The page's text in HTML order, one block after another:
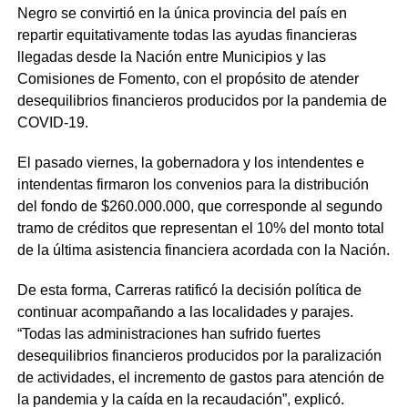
Negro se convirtió en la única provincia del país en
repartir equitativamente todas las ayudas financieras
llegadas desde la Nación entre Municipios y las
Comisiones de Fomento, con el propósito de atender
desequilibrios financieros producidos por la pandemia de
COVID-19.
El pasado viernes, la gobernadora y los intendentes e
intendentas firmaron los convenios para la distribución
del fondo de $260.000.000, que corresponde al segundo
tramo de créditos que representan el 10% del monto total
de la última asistencia financiera acordada con la Nación.
De esta forma, Carreras ratificó la decisión política de
continuar acompañando a las localidades y parajes.
“Todas las administraciones han sufrido fuertes
desequilibrios financieros producidos por la paralización
de actividades, el incremento de gastos para atención de
la pandemia y la caída en la recaudación”, explicó.